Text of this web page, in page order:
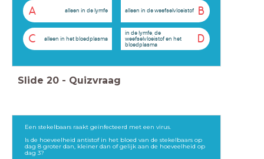
A alleen in de lymfe B
alleen in de weefselvloeistof
C alleen in het bloedplasma D
in de lymfe, de
weefselvloeistof en het
bloedplasma
Slide 20 - Quizvraag
Een stekelbaars raakt geïnfecteerd met een virus.
Is de hoeveelheid antistof in het bloed van de stekelbaars op
dag 8 groter dan, kleiner dan of gelijk aan de hoeveelheid op
dag 3?